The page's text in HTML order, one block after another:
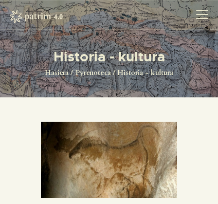
Historia - kultura
Hasiera Pyrenoteca Historia - kultura
HASIERA
PYRENOTECA 4.0
SAREA
KONTAKTUA